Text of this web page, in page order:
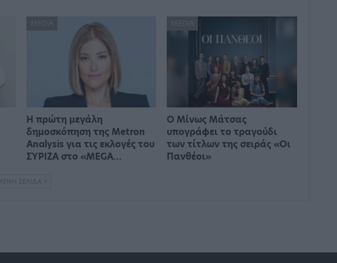
MEDIA
Η πρώτη μεγάλη
δημοσκόπηση της Metron
Analysis για τις εκλογές του
ΣΥΡΙΖΑ στο «MEGA…
MEDIA
Ο Μίνως Μάτσας
υπογράφει το τραγούδι
των τίτλων της σειράς «Οι
Πανθέοι»
ΣΕΛΊΔΑ